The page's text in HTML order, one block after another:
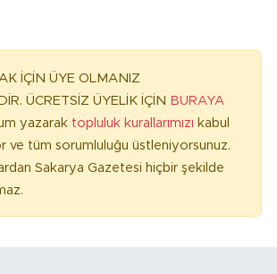
İÇİN ÜYE OLMANIZ
ÜCRETSİZ ÜYELİK İÇİN BURAYA
yazarak topluluk kurallarımızı kabul
ve tüm sorumluluğu üstleniyorsunuz.
Sakarya Gazetesi hiçbir şekilde